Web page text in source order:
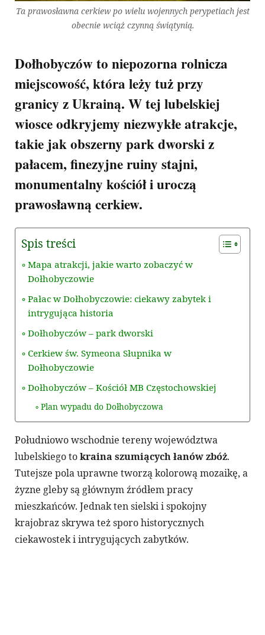
Ta prawosławna cerkiew po wielu wojennych perypetiach jest
obecnie wciąż czynną świątynią.
Dołhobyczów to niepozorna rolnicza
miejscowość, która leży tuż przy
granicy z Ukrainą. W tej lubelskiej
wiosce odkryjemy niezwykłe atrakcje,
takie jak obszerny park dworski z
pałacem, finezyjne ruiny stajni,
monumentalny kościół i uroczą
prawosławną cerkiew.
Spis treści
Mapa atrakcji, jakie warto zobaczyć w
Dołhobyczowie
Pałac w Dołhobyczowie: ciekawy zabytek i
intrygująca historia
Dołhobyczów – park dworski
Cerkiew św. Symeona Słupnika w
Dołhobyczowie
Dołhobyczów – Kościół MB Częstochowskiej
Plan wypadu do Dołhobyczowa
Południowo wschodnie tereny województwa
lubelskiego tokraina szumiących łanów zbóż.
Tutejsze pola uprawne tworzą kolorową mozaikę, a
żyzne gleby są głównym źródłem pracy
mieszkańców. Jednak ten sielski i spokojny
krajobraz skrywa też sporo historycznych
ciekawostek i intrygujących zabytków.